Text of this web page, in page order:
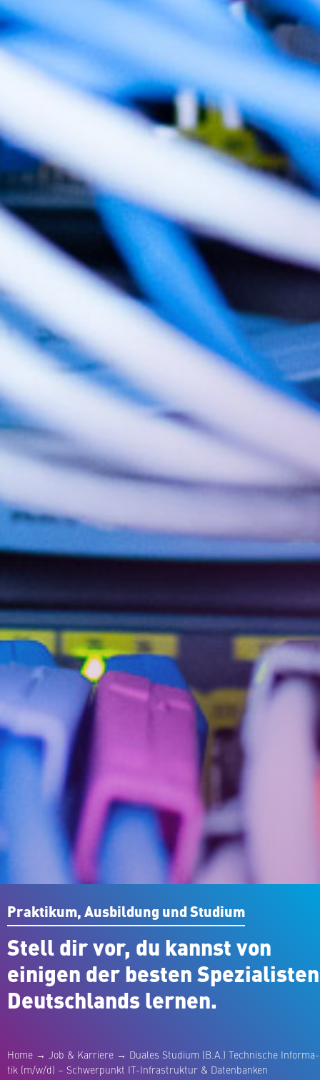
Praktikum, Aus­bil­dung und Studium
Stell dir vor, du kannst von
einigen der besten Spe­zia­lis­ten
Deutsch­lands lernen.
Home → Job & Karriere → Duales Studium (B.A.) Tech­ni­sche In­for­ma­
tik (m/w/d) – Schwer­punkt IT-In­fra­struk­tur & Datenbanken